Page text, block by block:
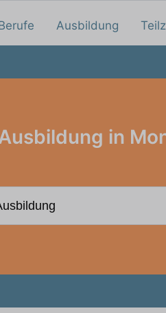
Ausbildung
in